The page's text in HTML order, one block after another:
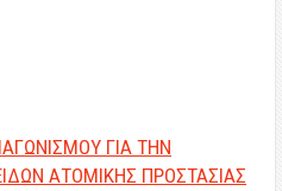
ΓΙΑ ΤΗΝ
ΑΤΟΜΙΚΗΣ ΠΡΟΣΤΑΣΙΑΣ